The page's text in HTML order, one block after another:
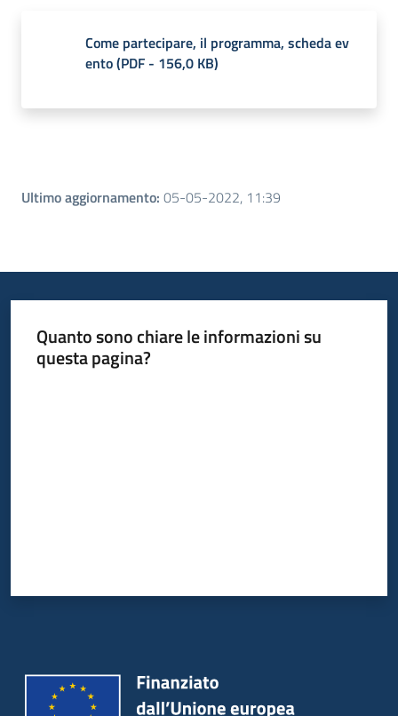
Come partecipare, il programma, scheda ev
ento(PDF - 156,0 KB)
Ultimo aggiornamento: 05-05-2022, 11:39
Quanto sono chiare le informazioni su
questa pagina?